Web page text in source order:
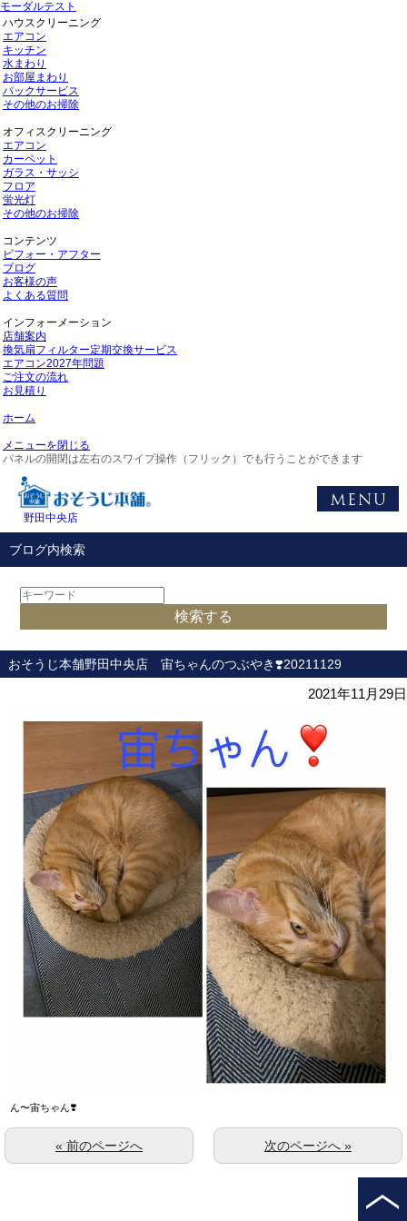
モーダルテスト
ハウスクリーニング
エアコン
キッチン
水まわり
お部屋まわり
パックサービス
その他のお掃除
オフィスクリーニング
エアコン
カーペット
ガラス・サッシ
フロア
蛍光灯
その他のお掃除
コンテンツ
ビフォー・アフター
ブログ
お客様の声
よくある質問
インフォーメーション
店舗案内
換気扇フィルター定期交換サービス
エアコン2027年問題
ご注文の流れ
お見積り
ホーム
メニューを閉じる
パネルの開閉は左右のスワイプ操作（フリック）でも行うことができます
野田中央店
ブログ内検索
おそうじ本舗野田中央店 宙ちゃんのつぶやき❣️20211129
2021年11月29日
ん〜宙ちゃん❣️
次のページへ »
« 前のページへ